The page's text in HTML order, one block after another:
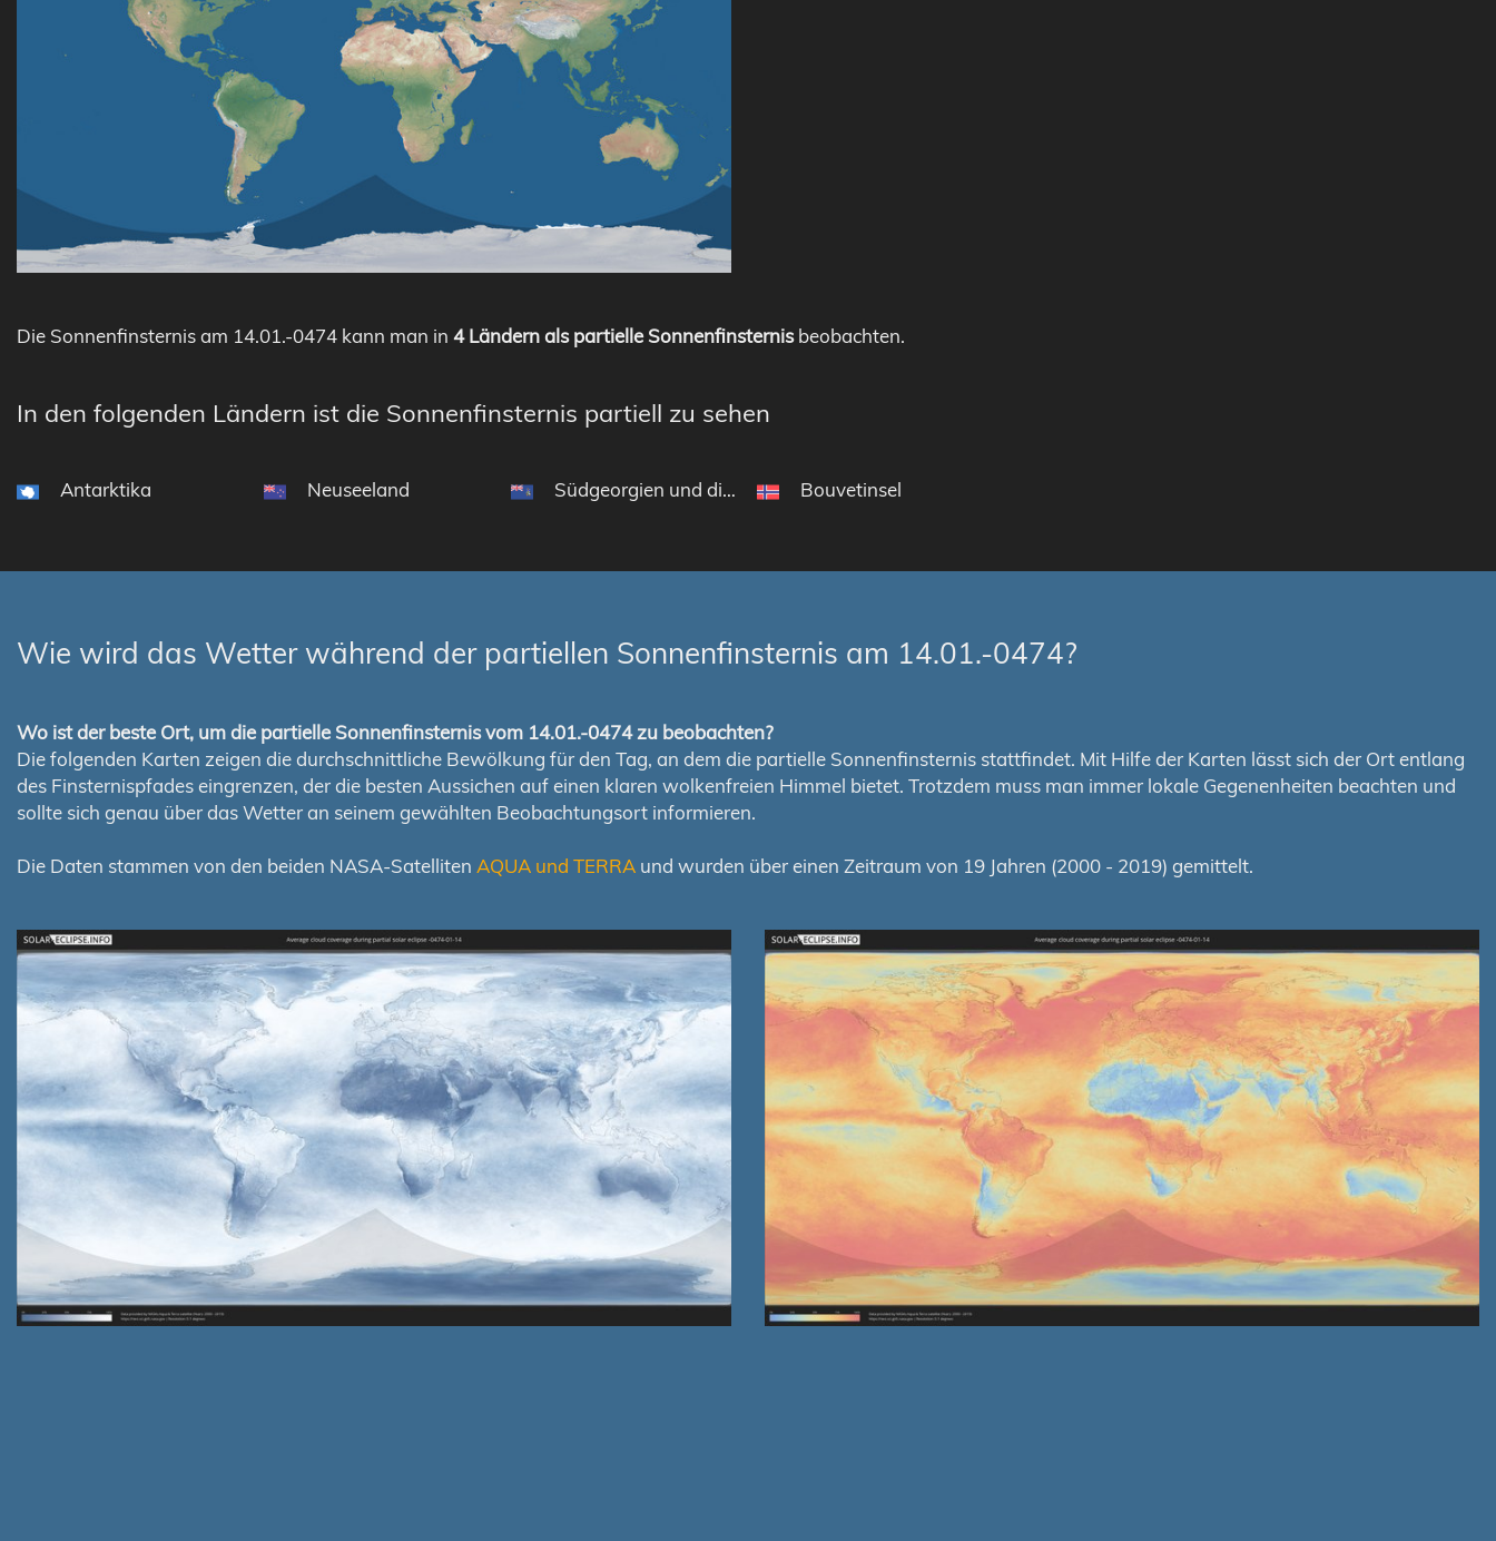
Die Sonnenfinsternis am 14.01.-0474 kann man in 4 Ländern als partielle Sonnenfinsternisbeobachten.
In den folgenden Ländern ist die Sonnenfinsternis partiell zu sehen
Antarktika Neuseeland Südgeorgien und die Südlichen Sandwichinseln
Bouvetinsel
Wie wird das Wetter während der partiellen Sonnenfinsternis am 14.01.-0474?
Wo ist der beste Ort, um die partielle Sonnenfinsternis vom 14.01.-0474 zu beobachten?
Die folgenden Karten zeigen die durchschnittliche Bewölkung für den Tag, an dem die partielle Sonnenfinsternis stattfindet. Mit Hilfe der Karten lässt sich der Ort entlang
des Finsternispfades eingrenzen, der die besten Aussichen auf einen klaren wolkenfreien Himmel bietet. Trotzdem muss man immer lokale Gegenenheiten beachten und
sollte sich genau über das Wetter an seinem gewählten Beobachtungsort informieren.
Die Daten stammen von den beiden NASA-Satelliten AQUA und TERRA und wurden über einen Zeitraum von 19 Jahren (2000 - 2019) gemittelt.